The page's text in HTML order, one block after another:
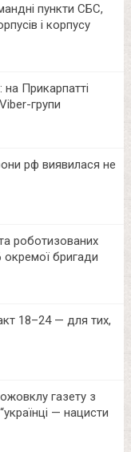
пункти СБС,
і корпусу
Прикарпатті
групи
рф виявилася не
роботизованих
окремої бригади
18–24 — для тих,
газету з
— нацисти